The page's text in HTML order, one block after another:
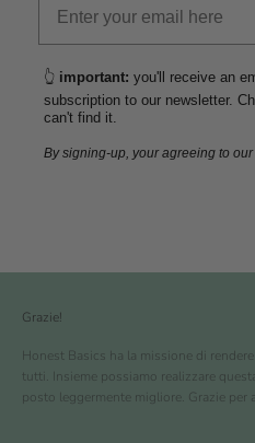
👆 important: you'll receive an
subscription to our newsletter.
can't find it.
By signing-up, your agreeing to our
Grazie!
Honest Basics ha la missione di
tutti. Insieme possiamo realizzare
posto leggermente migliore. Grazie per